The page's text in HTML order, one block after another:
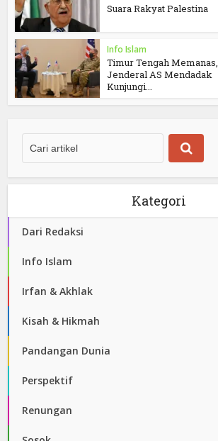
Suara Rakyat Palestina
Info Islam
Timur Tengah Memanas,
Jenderal AS Mendadak
Kunjungi...
Kategori
Dari Redaksi
Info Islam
Irfan & Akhlak
Kisah & Hikmah
Pandangan Dunia
Perspektif
Renungan